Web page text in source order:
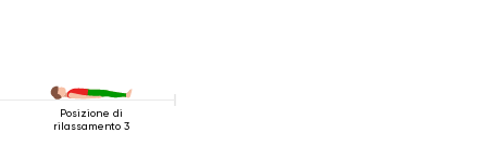
Posizione di
rilassamento 3